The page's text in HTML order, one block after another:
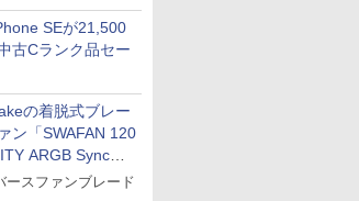
品セール
SEが21,500
古Cランク品セー
の着脱式ブレー
ン「SWAFAN 120
ARGB Sync」
ケージ
ースファンブレード